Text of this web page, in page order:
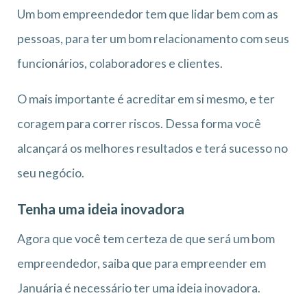
Um bom empreendedor tem que lidar bem com as
pessoas, para ter um bom relacionamento com seus
funcionários, colaboradores e clientes.
O mais importante é acreditar em si mesmo, e ter
coragem para correr riscos. Dessa forma você
alcançará os melhores resultados e terá sucesso no
seu negócio.
Tenha uma ideia inovadora
Agora que você tem certeza de que será um bom
empreendedor, saiba que para empreender em
Januária é necessário ter uma ideia inovadora.